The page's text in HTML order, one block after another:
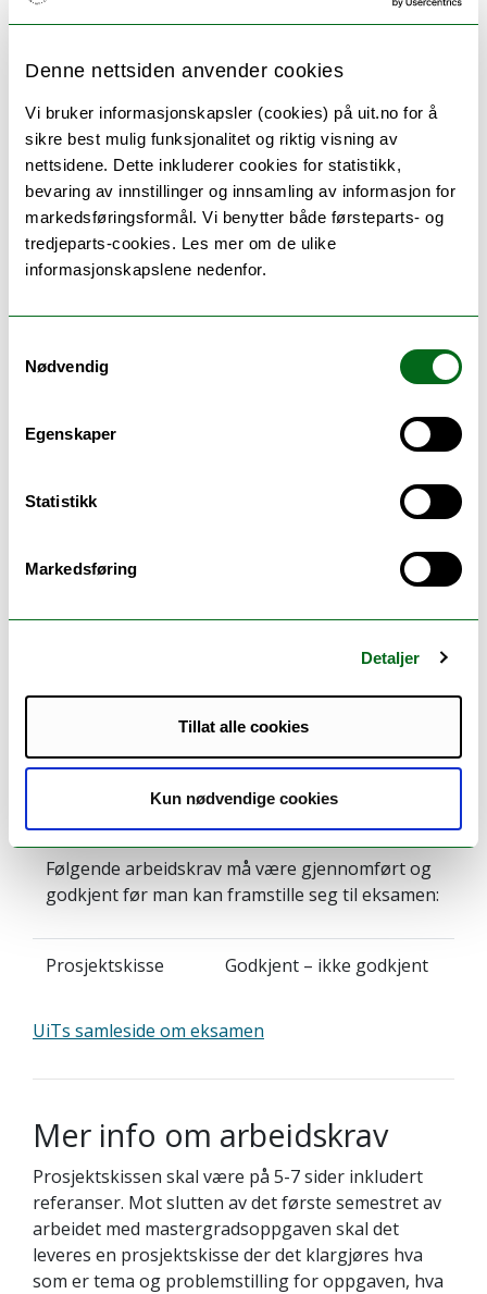
Denne nettsiden anvender cookies
Vi bruker informasjonskapsler (cookies) på uit.no for å
sikre best mulig funksjonalitet og riktig visning av
nettsidene. Dette inkluderer cookies for statistikk,
bevaring av innstillinger og innsamling av informasjon for
markedsføringsformål. Vi benytter både førsteparts- og
tredjeparts-cookies. Les mer om de ulike
informasjonskapslene nedenfor.
Nødvendig
Egenskaper
Statistikk
Markedsføring
Detaljer
Tillat alle cookies
Kun nødvendige cookies
kombinasjon av et faglig og fagdidaktisk tema som
dekke begge deler. Veiledning gis individuelt, og i
enkelte tilfeller også i grupper i form av
avhandlingsseminarer e.l.
Kvalitetssikring av emnet:
Alle emner evalueres en gang i løpet av
programperioden. Studieprogramleder avgjør
hvilke emner som skal evalueres av studenter og
Timeplan
Se timeplan
Eksamen
A–E, stryk F
Obligatoriske arbeidskrav:
Følgende arbeidskrav må være gjennomført og
godkjent før man kan framstille seg til eksamen:
Prosjektskisse Godkjent – ikke godkjent
UiTs samleside om eksamen
Mer info om arbeidskrav
Prosjektskissen skal være på 5-7 sider inkludert
referanser. Mot slutten av det første semestret av
arbeidet med mastergradsoppgaven skal det
leveres en prosjektskisse der det klargjøres hva
som er tema og problemstilling for oppgaven, hva